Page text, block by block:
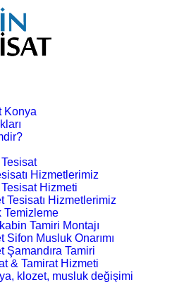
Konya
Hizmetlerimiz
Hizmeti
Tesisatı Hizmetlerimiz
Temizleme
Tamiri Montajı
Sifon Musluk Onarımı
Şamandıra Tamiri
& Tamirat Hizmeti
klozet, musluk değişimi